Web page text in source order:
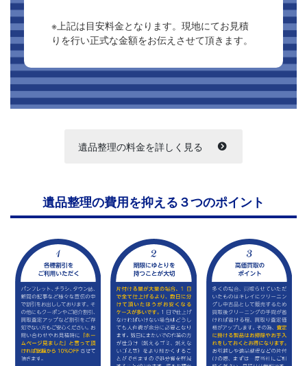
※上記は目安料金となります。現地にてお見積
りを行い正式な金額をお伝えさせて頂きます。
遺品整理の料金を詳しく見る
遺品整理の費用を抑える３つのポイント